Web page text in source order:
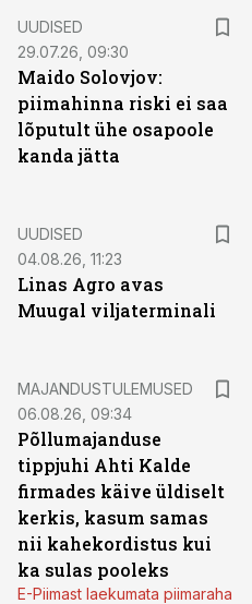
UUDISED
29.07.26, 09:30
Maido Solovjov:
piimahinna riski ei saa
lõputult ühe osapoole
kanda jätta
UUDISED
04.08.26, 11:23
Linas Agro avas
Muugal viljaterminali
MAJANDUSTULEMUSED
06.08.26, 09:34
Põllumajanduse
tippjuhi Ahti Kalde
firmades käive üldiselt
kerkis, kasum samas
nii kahekordistus kui
ka sulas pooleks
E-Piimast laekumata piimaraha